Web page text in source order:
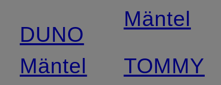
DUNO
Mäntel
Mäntel
TOMMY